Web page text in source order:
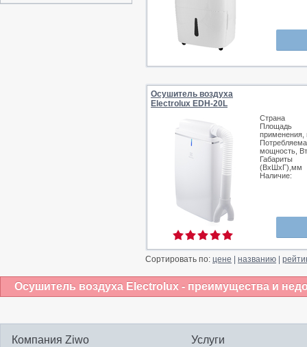
Осушитель воздуха
Electrolux EDH-20L
Страна
Площадь
применения,
мощность, Вт
Габариты
(ВхШхГ),мм
Наличие:
Сортировать по: цене названию
Осушитель воздуха Electrolux - преимущества и
Компания Ziwo Услуги